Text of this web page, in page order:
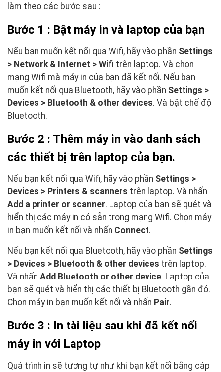
làm theo các bước sau :
Bước 1 : Bật máy in và laptop của bạn
Nếu bạn muốn kết nối qua Wifi, hãy vào phần Settings
> Network & Internet > Wifi trên laptop. Và chọn
mạng Wifi mà máy in của bạn đã kết nối. Nếu bạn
muốn kết nối qua Bluetooth, hãy vào phần Settings >
Devices > Bluetooth & other devices. Và bật chế độ
Bluetooth.
Bước 2 : Thêm máy in vào danh sách
các thiết bị trên laptop của bạn.
Nếu bạn kết nối qua Wifi, hãy vào phần Settings >
Devices > Printers & scanners trên laptop. Và nhấn
Add a printer or scanner. Laptop của bạn sẽ quét và
hiển thị các máy in có sẵn trong mạng Wifi. Chọn máy
in bạn muốn kết nối và nhấn Connect.
Nếu bạn kết nối qua Bluetooth, hãy vào phần Settings
> Devices > Bluetooth & other devices trên laptop.
Và nhấn Add Bluetooth or other device. Laptop của
bạn sẽ quét và hiển thị các thiết bị Bluetooth gần đó.
Chọn máy in bạn muốn kết nối và nhấn Pair.
Bước 3 : In tài liệu sau khi đã kết nối
máy in với Laptop
Quá trình in sẽ tương tự như khi bạn kết nối bằng cáp